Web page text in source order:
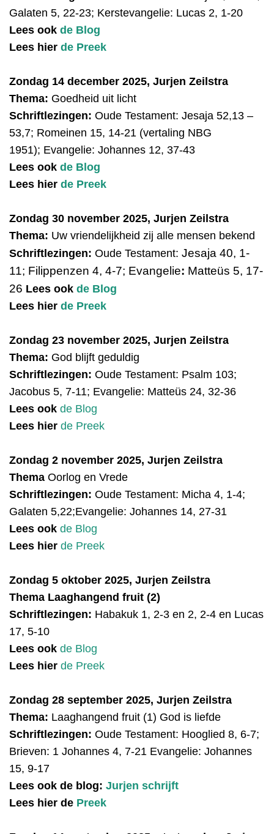
Galaten 5, 22-23; Kerstevangelie: Lucas 2, 1-20
Lees ook de Blog
Lees hier de Preek
Zondag 14 december 2025, Jurjen Zeilstra
Thema: Goedheid uit licht
Schriftlezingen: Oude Testament: Jesaja 52,13 –
53,7; Romeinen 15, 14-21 (vertaling NBG
1951); Evangelie: Johannes 12, 37-43
Lees ook de Blog
Lees hier de Preek
Zondag 30 november 2025, Jurjen Zeilstra
Thema: Uw vriendelijkheid zij alle mensen bekend
Schriftlezingen: Oude Testament: Jesaja 40, 1-
11; Filippenzen 4, 4-7; Evangelie: Matteüs 5, 17-
26 Lees ook de Blog
Lees hier de Preek
Zondag 23 november 2025, Jurjen Zeilstra
Thema: God blijft geduldig
Schriftlezingen: Oude Testament: Psalm 103;
Jacobus 5, 7-11; Evangelie: Matteüs 24, 32-36
Lees ook de Blog
Lees hier de Preek
Zondag 2 november 2025, Jurjen Zeilstra
Thema Oorlog en Vrede
Schriftlezingen: Oude Testament: Micha 4, 1-4;
Galaten 5,22;Evangelie: Johannes 14, 27-31
Lees ook de Blog
Lees hier de Preek
Zondag 5 oktober 2025, Jurjen Zeilstra
Thema Laaghangend fruit (2)
Schriftlezingen: Habakuk 1, 2-3 en 2, 2-4 en Lucas
17, 5-10
Lees ook de Blog
Lees hier de Preek
Zondag 28 september 2025, Jurjen Zeilstra
Thema: Laaghangend fruit (1) God is liefde
Schriftlezingen: Oude Testament: Hooglied 8, 6-7;
Brieven: 1 Johannes 4, 7-21 Evangelie: Johannes
15, 9-17
Lees ook de blog: Jurjen schrijft
Lees hier de Preek